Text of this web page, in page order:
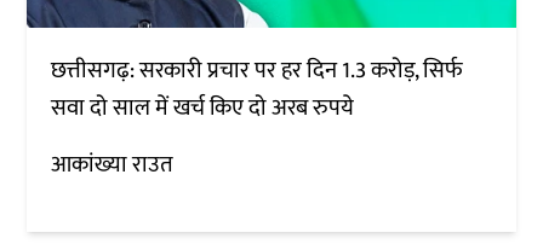
छत्तीसगढ़: सरकारी प्रचार पर हर दिन 1.3 करोड़, सिर्फ
सवा दो साल में खर्च किए दो अरब रुपये
आकांख्या राउत